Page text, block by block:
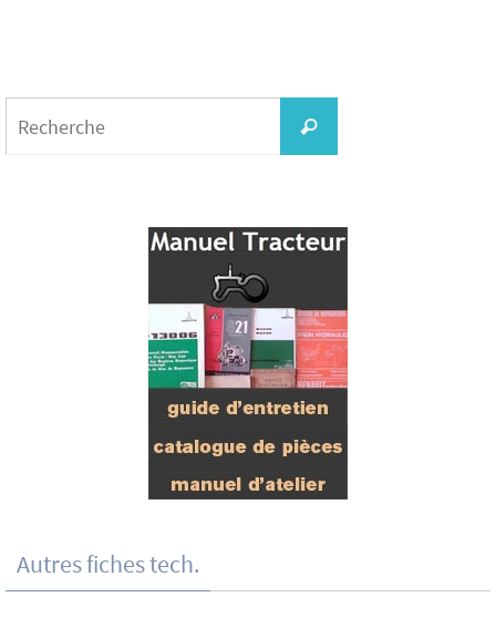
Recherche
Autres fiches tech.